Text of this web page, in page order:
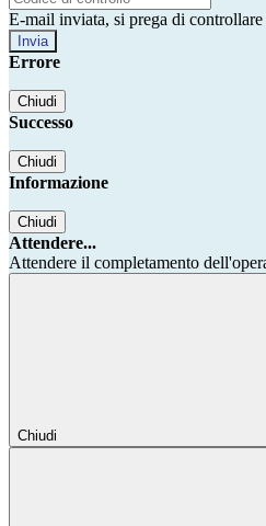
E-mail inviata, si prega di
Errore
Chiudi
Successo
Chiudi
Informazione
Chiudi
Attendere...
Attendere il completamento
Chiudi